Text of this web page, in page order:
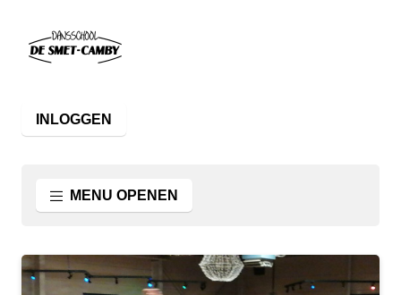
INLOGGEN
MENU OPENEN